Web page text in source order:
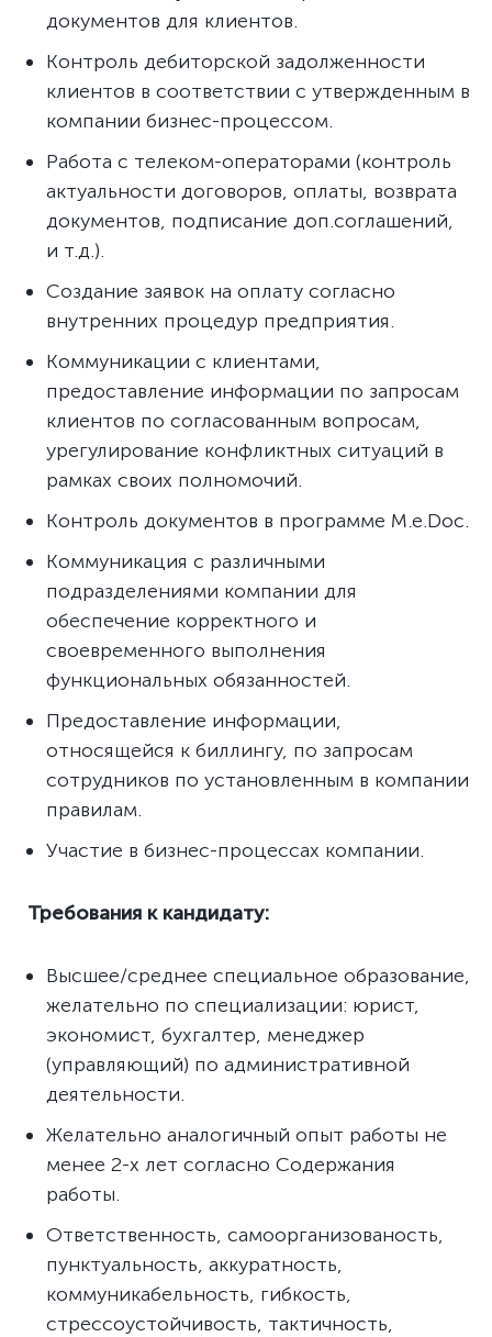
документов для клиентов.
Контроль дебиторской задолженности
клиентов в соответствии с утвержденным в
компании бизнес-процессом.
Работа с телеком-операторами (контроль
актуальности договоров, оплаты, возврата
документов, подписание доп.соглашений,
и т.д.).
Создание заявок на оплату согласно
внутренних процедур предприятия.
Коммуникации с клиентами,
предоставление информации по запросам
клиентов по согласованным вопросам,
урегулирование конфликтных ситуаций в
рамках своих полномочий.
Контроль документов в программе M.e.Doc.
Коммуникация с различными
подразделениями компании для
обеспечение корректного и
своевременного выполнения
функциональных обязанностей.
Предоставление информации,
относящейся к биллингу, по запросам
сотрудников по установленным в компании
правилам.
Участие в бизнес-процессах компании.
Требования к кандидату:
Высшее/среднее специальное образование,
желательно по специализации: юрист,
экономист, бухгалтер, менеджер
(управляющий) по административной
деятельности.
Желательно аналогичный опыт работы не
менее 2-х лет согласно Содержания
работы.
Ответственность, самоорганизованость,
пунктуальность, аккуратность,
коммуникабельность, гибкость,
стрессоустойчивость, тактичность,